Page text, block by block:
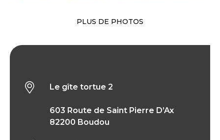
PLUS DE PHOTOS
Le gîte tortue 2
603 Route de Saint Pierre D’Ax
82200 Boudou